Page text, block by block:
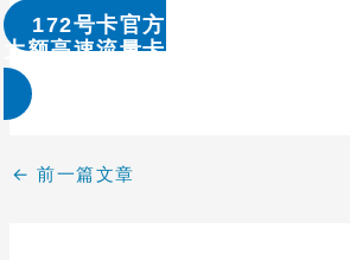
172号卡官方
大额高速流量卡办理 & 流量卡代
← 前一篇文章